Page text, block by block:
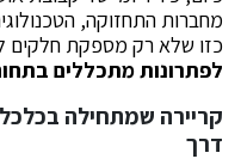
מחברות התחזוקה,
כזו שלא רק מספקת חלקים
לפתרונות מתכללים
קריירה שמתחילה
דרך